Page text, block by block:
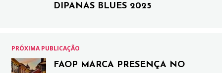
DIPANAS BLUES 2025
PRÓXIMA PUBLICAÇÃO
FAOP MARCA PRESENÇA NO